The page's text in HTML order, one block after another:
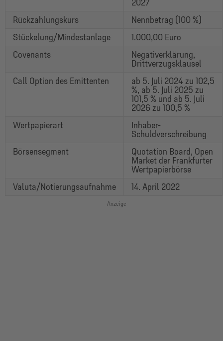
2027
Rückzahlungskurs
Nennbetrag (100 %)
Stückelung/Mindestanlage
1.000,00 Euro
Covenants
Negativerklärung,
Drittverzugsklausel
Call Option des Emittenten
ab 5. Juli 2024 zu 102,5
%, ab 5. Juli 2025 zu
101,5 % und ab 5. Juli
2026 zu 100,5 %
Wertpapierart
Inhaber-
Schuldverschreibung
Börsensegment
Quotation Board, Open
Market der Frankfurter
Wertpapierbörse
Valuta/Notierungsaufnahme
14. April 2022
Anzeige